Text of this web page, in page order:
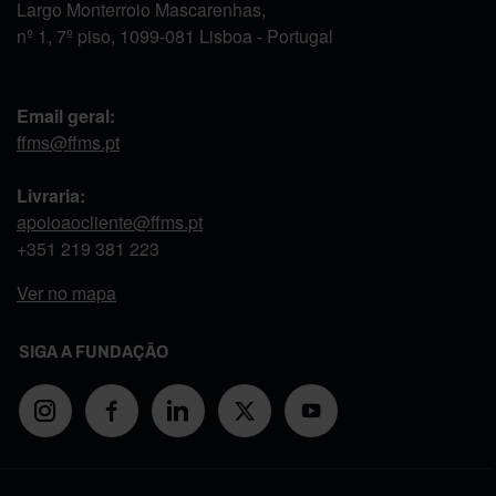
Largo Monterroio Mascarenhas,
nº 1, 7º piso, 1099-081 Lisboa - Portugal
Email geral:
ffms@ffms.pt
Livraria:
apoioaocliente@ffms.pt
+351 219 381 223
Ver no mapa
SIGA A FUNDAÇÃO